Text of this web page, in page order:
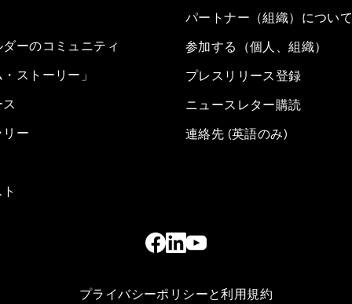
ーのコミュニティ
ストーリー」
ー
パートナー（組織）について
参加する（個人、組織）
プレスリリース登録
ニュースレター購読
連絡先 (英語のみ)
プライバシーポリシーと利用規約